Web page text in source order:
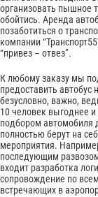
организовать пышное
обойтись. Аренда
позаботиться о
компании
“привез – отвез”.
К любому заказу мы
предоставить автобус
безусловно, важно,
10 человек выгоднее
подбором автомобиля
полностью берут на
мероприятия.
последующим
входит разработка
сопровождение по
встречающих в